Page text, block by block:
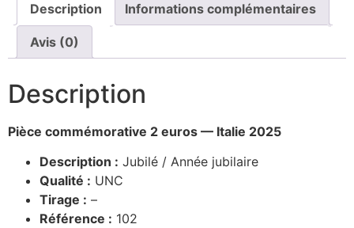
Description Informations complémentaires
Avis (0)
Description
Pièce commémorative 2 euros — Italie 2025
Description : Jubilé / Année jubilaire
Qualité : UNC
Tirage : –
Référence : 102